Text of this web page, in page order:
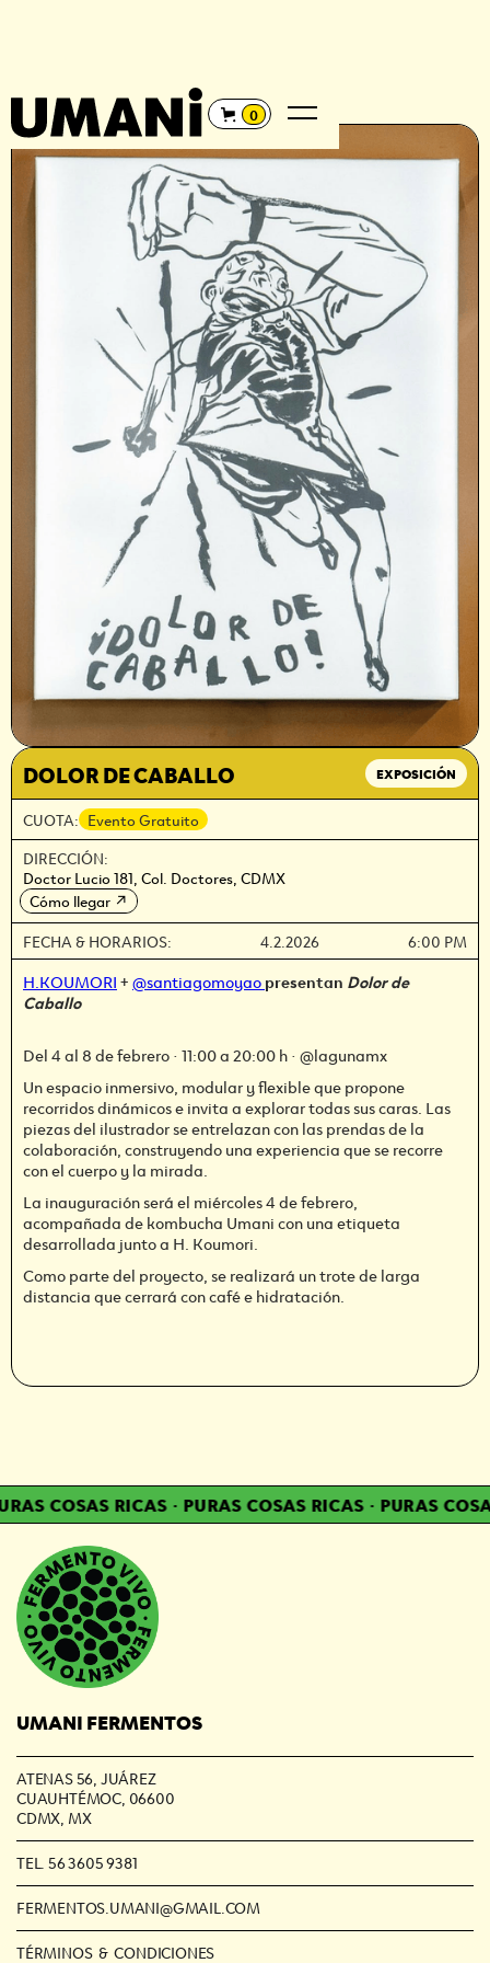
0
← REGRESAR
DOLOR DE CABALLO EXPOSICIÓN
CUOTA: Evento Gratuito
DIRECCIÓN:
Doctor Lucio 181, Col. Doctores, CDMX
Cómo llegar ↗
FECHA & HORARIOS: 4.2.2026 6:00 PM
H.KOUMORI+@santiagomoyaopresentan Dolor de
Caballo
Del 4 al 8 de febrero · 11:00 a 20:00 h · @lagunamx
Un espacio inmersivo, modular y flexible que propone
recorridos dinámicos e invita a explorar todas sus caras. Las
piezas del ilustrador se entrelazan con las prendas de la
colaboración, construyendo una experiencia que se recorre
con el cuerpo y la mirada.
La inauguración será el miércoles 4 de febrero,
acompañada de kombucha Umani con una etiqueta
desarrollada junto a H. Koumori.
Como parte del proyecto, se realizará un trote de larga
distancia que cerrará con café e hidratación.
COSAS RICAS · PURAS COSAS RICAS · PURAS
UMANI FERMENTOS
ATENAS 56, JUÁREZ
CUAUHTÉMOC, 06600
CDMX, MX
TEL. 56 3605 9381
FERMENTOS.UMANI@GMAIL.COM
TÉRMINOS & CONDICIONES